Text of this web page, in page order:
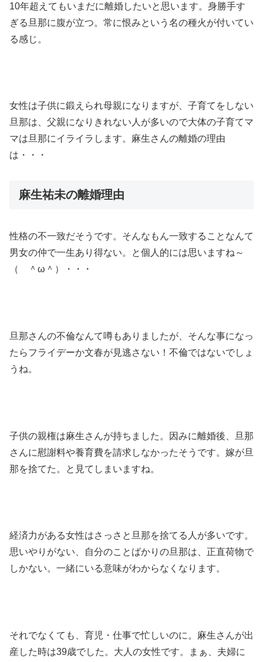
10年超えてもいまだに離婚したいと思います。身勝手す
ぎる旦那に腹が立つ。常に恨みという名の種火が付いてい
る感じ。
女性は子供に鍛えられ母親になりますが、子育てをしない
旦那は、父親になりきれない人が多いので大体の子育てマ
マは旦那にイライラします。麻生さんの離婚の理由
は・・・
麻生祐未の離婚理由
性格の不一致だそうです。そんなもん一致することなんて
男女の仲で一生あり得ない。と個人的には思いますね～
（ ＾ω＾）・・・
旦那さんの不倫なんて噂もありましたが、そんな事になっ
たらフライデーか文春が見逃さない！不倫ではないでしょ
うね。
子供の親権は麻生さんが持ちました。因みに離婚後、旦那
さんに慰謝料や養育費を請求しなかったそうです。嫁が旦
那を捨てた。と見てしまいますね。
経済力がある女性はさっさと旦那を捨てる人が多いです。
思いやりがない、自分のことばかりの旦那は、正直荷物で
しかない。一緒にいる意味がわからなくなります。
それでなくても、育児・仕事で忙しいのに。麻生さんが出
産した時は39歳でした。大人の女性です。まぁ、夫婦に